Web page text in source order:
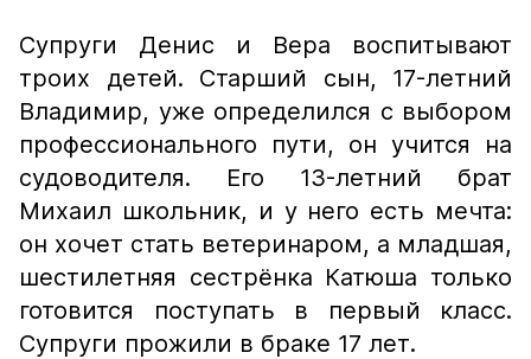
Супруги Денис и Вера воспитывают
троих детей. Старший сын, 17-летний
Владимир, уже определился с выбором
профессионального пути, он учится на
судоводителя. Его 13-летний брат
Михаил школьник, и у него есть мечта:
он хочет стать ветеринаром, а младшая,
шестилетняя сестрёнка Катюша только
готовится поступать в первый класс.
Супруги прожили в браке 17 лет.